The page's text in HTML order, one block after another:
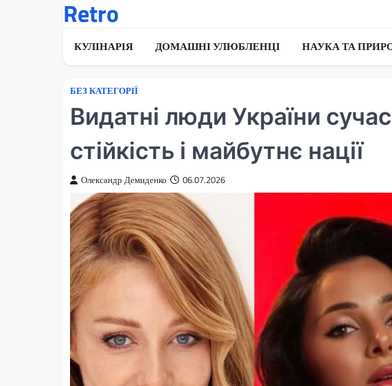
Retro
КУЛІНАРІЯ ДОМАШНІ УЛЮБЛЕНЦІ НАУКА ТА
БЕЗ КАТЕГОРІЇ
Видатні люди України
стійкість і майбутнє нації
Олександр Демиденко 06.07.2026